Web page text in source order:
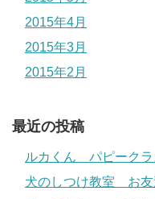
2015年4月
2015年3月
2015年2月
最近の投稿
ルカくん パピークラ
犬のしつけ教室 お友